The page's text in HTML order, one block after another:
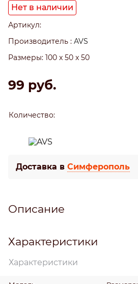
Нет в наличии
Артикул:
Производитель : AVS
Размеры: 100 x 50 x 50
99 руб.
Количество:
Доставка в Симферополь
Описание
Характеристики
Характеристики